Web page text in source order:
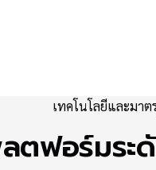
เทคโนโลยีและมาต
ฟอร์มระ